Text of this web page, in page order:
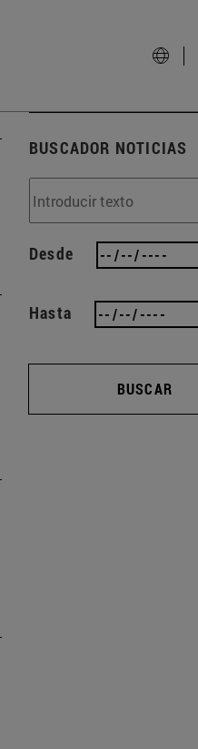
BUSCADOR NOTICIAS
Desde
Hasta
BUSCAR